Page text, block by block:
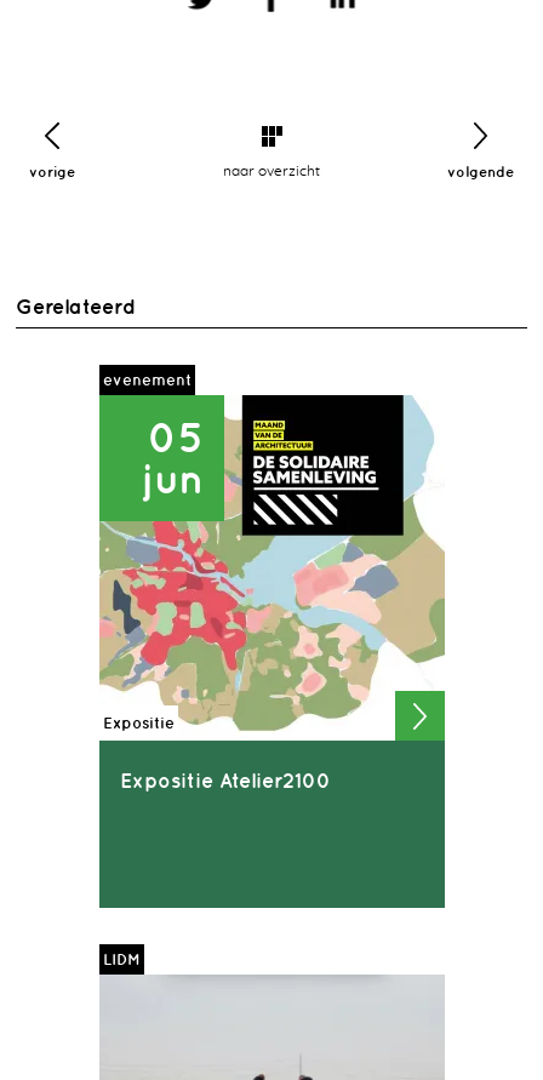
vorige naar overzicht volgende
Gerelateerd
evenement
05
jun
Expositie
Expositie Atelier2100
LIDM